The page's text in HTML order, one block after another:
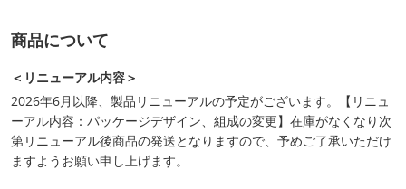
商品について
＜リニューアル内容＞
2026年6月以降、製品リニューアルの予定がございます。【リニュ
ーアル内容：パッケージデザイン、組成の変更】在庫がなくなり次
第リニューアル後商品の発送となりますので、予めご了承いただけ
ますようお願い申し上げます。